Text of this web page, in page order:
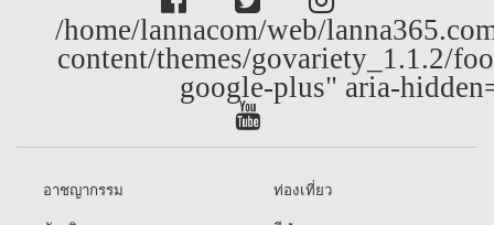
/home/lannacom/web/
content/themes/govariety_1.1.2/
google-plus" aria-
อาชญากรรม
ท่องเที่ยว